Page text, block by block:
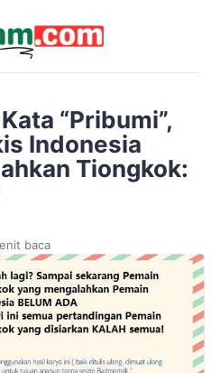
“Pribumi”,
Indonesia
Tiongkok:
baca